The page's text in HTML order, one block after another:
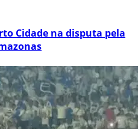
Cidade na disputa pela